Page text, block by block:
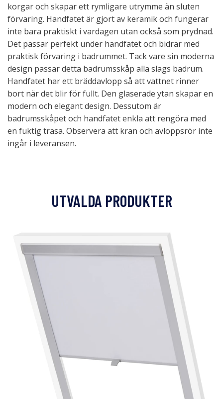
korgar och skapar ett rymligare utrymme än sluten
förvaring. Handfatet är gjort av keramik och fungerar
inte bara praktiskt i vardagen utan också som prydnad.
Det passar perfekt under handfatet och bidrar med
praktisk förvaring i badrummet. Tack vare sin moderna
design passar detta badrumsskåp alla slags badrum.
Handfatet har ett bräddavlopp så att vattnet rinner
bort när det blir för fullt. Den glaserade ytan skapar en
modern och elegant design. Dessutom är
badrumsskåpet och handfatet enkla att rengöra med
en fuktig trasa. Observera att kran och avloppsrör inte
ingår i leveransen.
UTVALDA PRODUKTER